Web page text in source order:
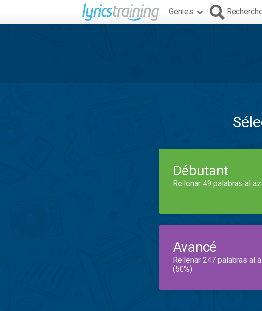
Genres Recherche
Débutant
Rellenar 49 palabras al
Avancé
Rellenar 247 palabras al
(50%)